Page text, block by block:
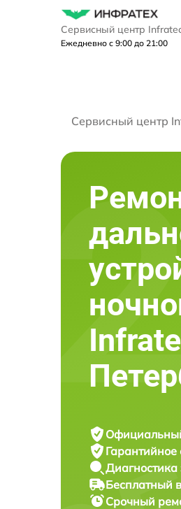
Сервисный центр
Ежедневно с 9:00 до 21:00
Сервисный центр
Диагностика
Бесплатный
Срочный